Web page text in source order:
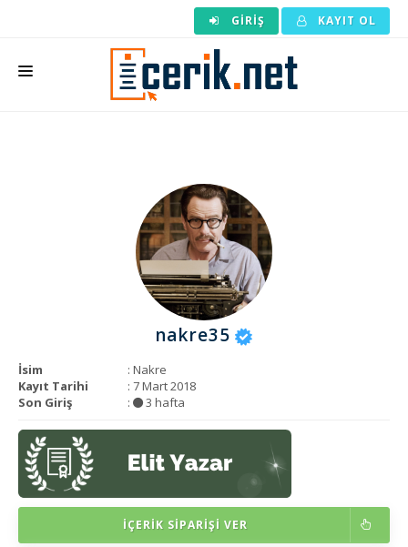
GIRIŞ KAYIT OL
KURUMSAL
nakre35
İsim
: Nakre
Kayıt Tarihi
: 7 Mart 2018
Son Giriş
: 3 hafta
İÇERIK SIPARIŞI VER